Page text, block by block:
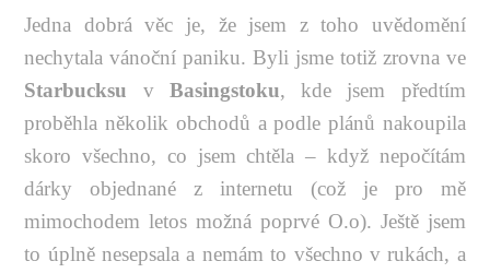
Jedna dobrá věc je, že jsem z toho uvědomění
nechytala vánoční paniku. Byli jsme totiž zrovna ve
Starbucksu
v Basingstoku, kde jsem předtím
proběhla několik obchodů a podle plánů nakoupila
skoro všechno, co jsem chtěla – když nepočítám
dárky objednané z internetu (což je pro mě
mimochodem letos možná poprvé O.o). Ještě jsem
to úplně nesepsala a nemám to všechno v rukách, a